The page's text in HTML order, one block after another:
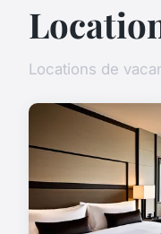
Locations de